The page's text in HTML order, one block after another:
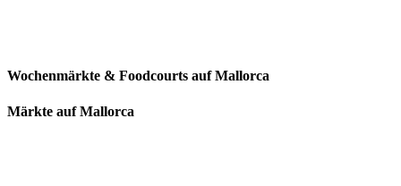
Wochenmärkte & Foodcourts auf Mallorca
Märkte auf Mallorca